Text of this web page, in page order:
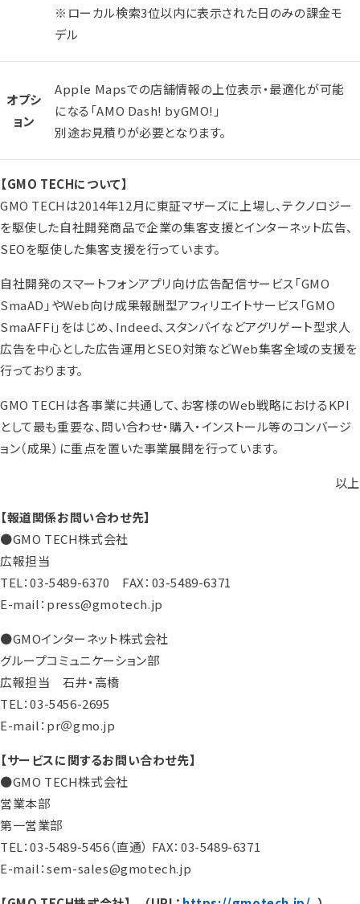
※ローカル検索3位以内に表示された日のみの課金モ
デル
オプシ
ョン
Apple Mapsでの店舗情報の上位表示・最適化が可能
になる「AMO Dash! byGMO!」
別途お見積りが必要となります。
【GMO TECHについて】
GMO TECHは2014年12月に東証マザーズに上場し、テクノロジー
を駆使した自社開発商品で企業の集客支援とインターネット広告、
SEOを駆使した集客支援を行っています。
自社開発のスマートフォンアプリ向け広告配信サービス「GMO
SmaAD」やWeb向け成果報酬型アフィリエイトサービス「GMO
SmaAFFi」をはじめ、Indeed、スタンバイなどアグリゲート型求人
広告を中心とした広告運用とSEO対策などWeb集客全域の支援を
行っております。
GMO TECHは各事業に共通して、お客様のWeb戦略におけるKPI
として最も重要な、問い合わせ・購入・インストール等のコンバージ
ョン（成果）に重点を置いた事業展開を行っています。
以上
【報道関係お問い合わせ先】
●GMO TECH株式会社
広報担当
TEL：03-5489-6370 FAX：03-5489-6371
E-mail：press@gmotech.jp
●GMOインターネット株式会社
グループコミュニケーション部
広報担当 石井・高橋
TEL：03-5456-2695
E-mail：pr＠gmo.jp
【サービスに関するお問い合わせ先】
●GMO TECH株式会社
営業本部
第一営業部
TEL：03-5489-5456（直通） FAX：03-5489-6371
E-mail：sem-sales@gmotech.jp